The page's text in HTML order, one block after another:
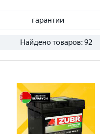
гарантии
Найдено товаров: 92